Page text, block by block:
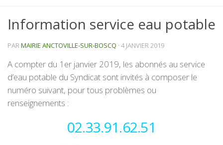
Information service eau potable
PARMAIRIE ANCTOVILLE-SUR-BOSCQ · 4 JANVIER 2019
A compter du 1er janvier 2019, les abonnés au service
d’eau potable du Syndicat sont invités à composer le
numéro suivant, pour tous problèmes ou
renseignements :
02.33.91.62.51